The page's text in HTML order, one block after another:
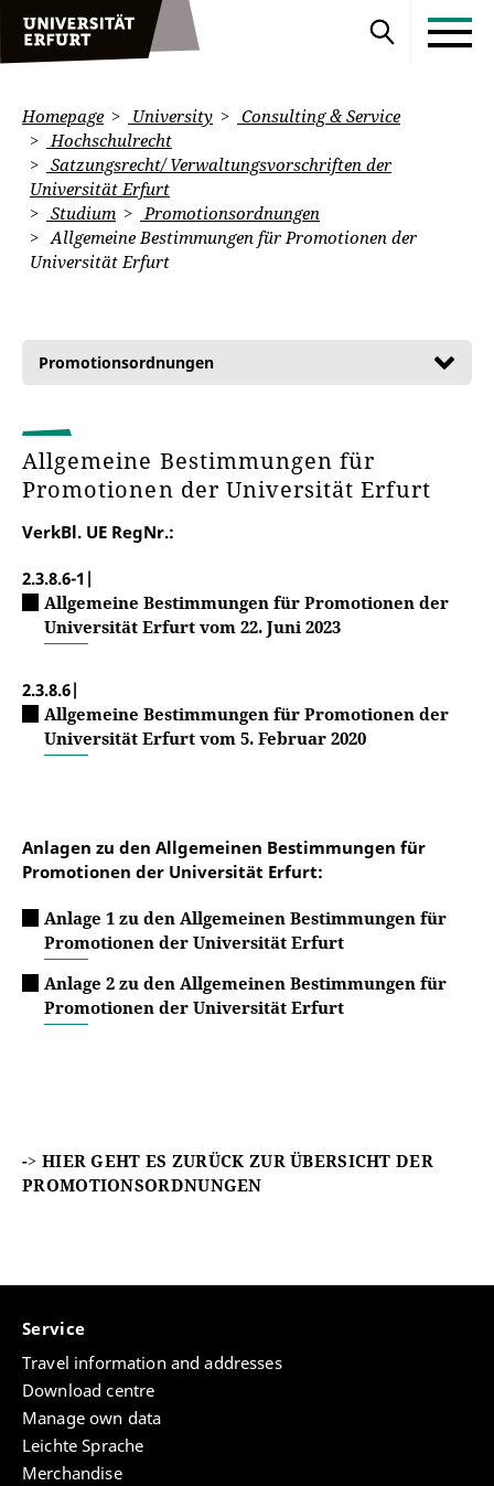
Homepage University
Consulting & Service
Hochschulrecht
Satzungsrecht/ Verwaltungsvorschriften der
Universität Erfurt
Studium
Promotionsordnungen
Allgemeine Bestimmungen für Promotionen der
Universität Erfurt
Promotionsordnungen
Allgemeine Bestimmungen für
Promotionen der Universität Erfurt
VerkBl. UE RegNr.:
2.3.8.6-1|
Allgemeine Bestimmungen für Promotionen der
Universität Erfurt vom 22. Juni 2023
2.3.8.6|
Allgemeine Bestimmungen für Promotionen der
Universität Erfurt vom 5. Februar 2020
Anlagen zu den Allgemeinen Bestimmungen für
Promotionen der Universität Erfurt:
Anlage 1 zu den Allgemeinen Bestimmungen für
Promotionen der Universität Erfurt
Anlage 2 zu den Allgemeinen Bestimmungen für
Promotionen der Universität Erfurt
-> HIER GEHT ES ZURÜCK ZUR ÜBERSICHT DER
PROMOTIONSORDNUNGEN
Service
Travel information and addresses
Download centre
Manage own data
Leichte Sprache
Merchandise